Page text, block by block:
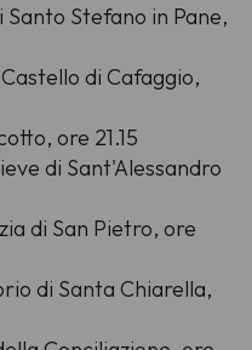
Santo Stefano in Pane,
di Cafaggio,
ore 21.15
di Sant'Alessandro
di San Pietro, ore
di Santa Chiarella,